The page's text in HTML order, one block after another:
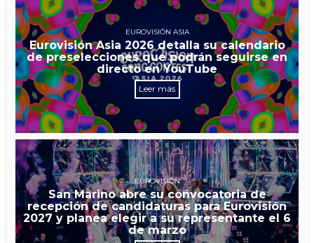
EUROVISIÓN ASIA
Eurovisión Asia 2026 detalla su calendario
de preselecciones que podrán seguirse en
directo en YouTube
Leer más
EUROVISIÓN
San Marino abre su convocatoria de
recepción de candidaturas para Eurovisión
2027 y planea elegir a su representante el 6
de marzo